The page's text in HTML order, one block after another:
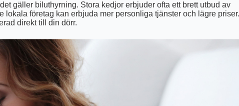
gäller biluthyrning. Stora kedjor erbjuder ofta ett brett utbud av
lokala företag kan erbjuda mer personliga tjänster och lägre
direkt till din dörr.